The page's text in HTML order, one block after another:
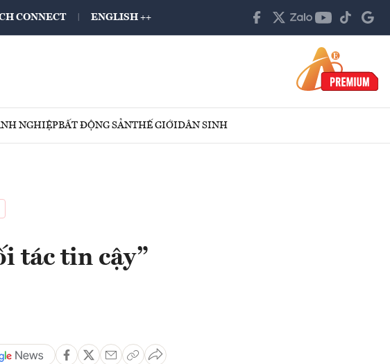
CONNECT ENGLISH ++
NGHIỆPBẤT ĐỘNG SẢNTHẾ GIỚIDÂN SINH
tác tin cậy”